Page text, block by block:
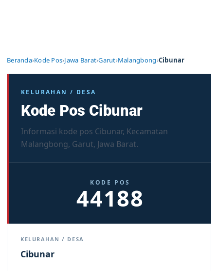
Beranda›Kode Pos›Jawa Barat›Garut›Malangbong›Cibunar
KELURAHAN / DESA
Kode Pos Cibunar
Informasi kode pos Cibunar, Kecamatan
Malangbong, Garut, Jawa Barat.
KODE POS
44188
KELURAHAN / DESA
Cibunar